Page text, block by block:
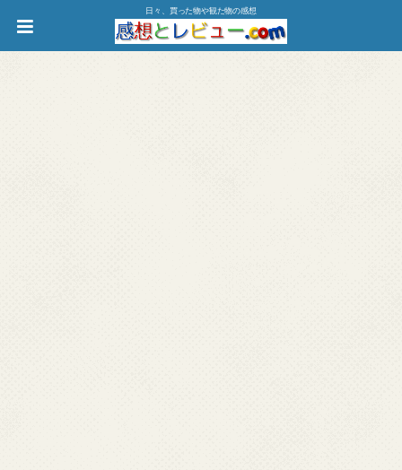
日々、買った物や観た物の感想